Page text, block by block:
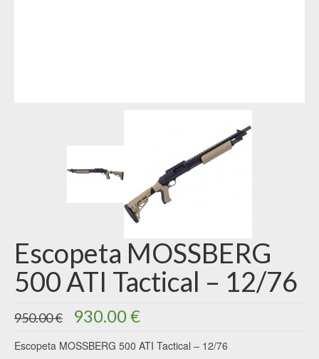
Escopeta MOSSBERG
500 ATI Tactical – 12/76
950.00€ El
precio
original
930.00€El
actual
Escopeta MOSSBERG 500 ATI Tactical – 12/76